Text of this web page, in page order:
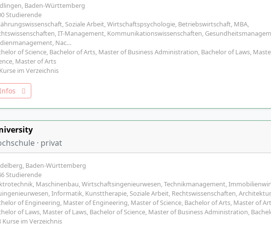
Baden-Württemberg
Studierende
Soziale Arbeit, Wirtschaftspsychologie, Betriebswirtschaft, MBA,
IT-Management, Kommunikationswissenschaften,
Nac…
of Science, Bachelor of Arts, Master of Business Administration, Bachelor of Laws,
Master of Arts
im Verzeichnis
· privat
Baden-Württemberg
Studierende
Maschinenbau, Wirtschaftsingenieurwesen, Technikmanagement,
Informatik, Kunsttherapie, Soziale Arbeit, Rechtswissenschaften,
of Engineering, Master of Engineering, Master of Science, Bachelor of Arts, Master of
of Laws, Master of Laws, Bachelor of Science, Master of Business Administration,
Kurse im Verzeichnis